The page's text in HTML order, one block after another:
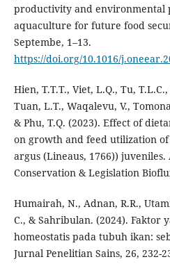
productivity and environmental
aquaculture for future food
Septembe, 1–13.
https://doi.org/10.1016/
Hien, T.T.T., Viet, L.Q., Tu,
Tuan, L.T., Waqalevu, V.,
& Phu, T.Q. (2023). Effect of
on growth and feed utilization of
argus (Lineaus, 1766))
Conservation & Legislation
Humairah, N., Adnan, R.R.,
C., & Sahribulan. (2024). Faktor
homeostatis pada tubuh ikan:
Jurnal Penelitian Sains, 26, 232-